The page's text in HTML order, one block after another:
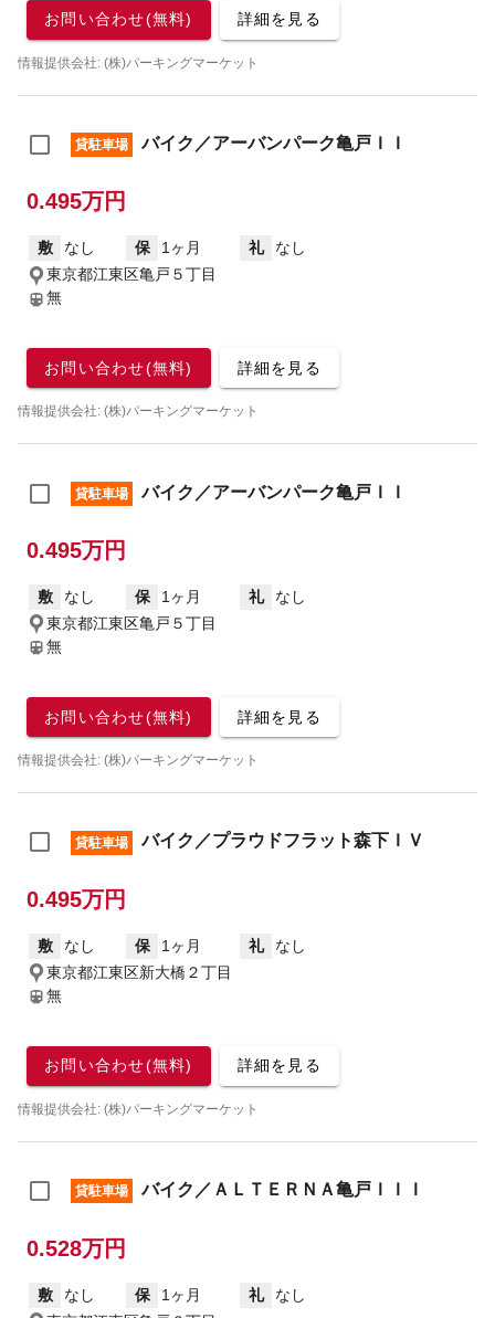
お問い合わせ(無料) 詳細を見る
情報提供会社: (株)パーキングマーケット
貸駐車場 バイク／アーバンパーク亀戸ＩＩ
0.495万円
敷 なし 保 1ヶ月 礼
なし
東京都江東区亀戸５丁目
無
お問い合わせ(無料) 詳細を見る
情報提供会社: (株)パーキングマーケット
貸駐車場 バイク／アーバンパーク亀戸ＩＩ
0.495万円
敷 なし 保 1ヶ月 礼
なし
東京都江東区亀戸５丁目
無
お問い合わせ(無料) 詳細を見る
情報提供会社: (株)パーキングマーケット
貸駐車場 バイク／プラウドフラット森下ＩＶ
0.495万円
敷 なし 保 1ヶ月 礼
なし
東京都江東区新大橋２丁目
無
お問い合わせ(無料) 詳細を見る
情報提供会社: (株)パーキングマーケット
貸駐車場 バイク／ＡＬＴＥＲＮＡ亀戸ＩＩＩ
0.528万円
敷 なし 保 1ヶ月 礼
なし